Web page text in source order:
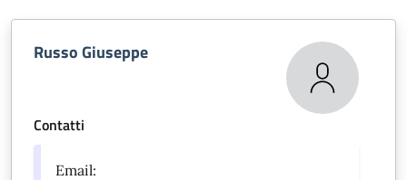
Russo Giuseppe
Contatti
Email: